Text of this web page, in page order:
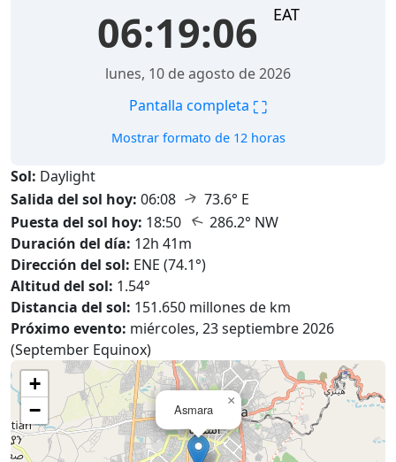
06:19:07 EAT
lunes, 10 de agosto de 2026
Pantalla completa ⛶
Mostrar formato de 12 horas
Sol: Daylight
Salida del sol hoy: 06:08 ↑ 73.6° E
Puesta del sol hoy: 18:50 ↑ 286.2° NW
Duración del día: 12h 41m
Dirección del sol: ENE (74.1°)
Altitud del sol: 1.54°
Distancia del sol: 151.650 millones de km
Próximo evento: miércoles, 23 septiembre 2026
(September Equinox)
Asmara
×
+
−